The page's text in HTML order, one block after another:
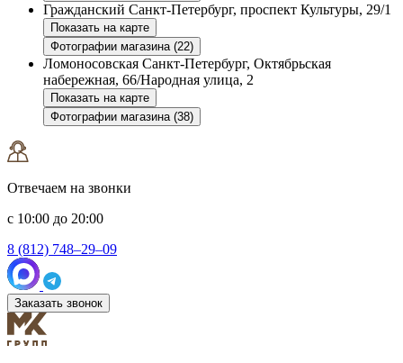
Гражданский Санкт-Петербург, проспект Культуры, 29/1
Показать на карте
Фотографии магазина (22)
Ломоносовская Санкт-Петербург, Октябрьская
набережная, 66/Народная улица, 2
Показать на карте
Фотографии магазина (38)
Отвечаем на звонки
с 10:00 до 20:00
8 (812) 748–29–09
Заказать звонок